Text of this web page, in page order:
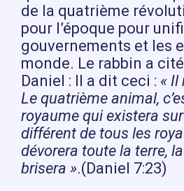
de la quatrième
pour l’époque pour
gouvernements et les
monde. Le rabbin a
Daniel : Il a dit ceci : « Il
Le quatrième animal,
royaume qui existera
différent de tous les
dévorera toute la terre,
brisera ».(Daniel 7:23)